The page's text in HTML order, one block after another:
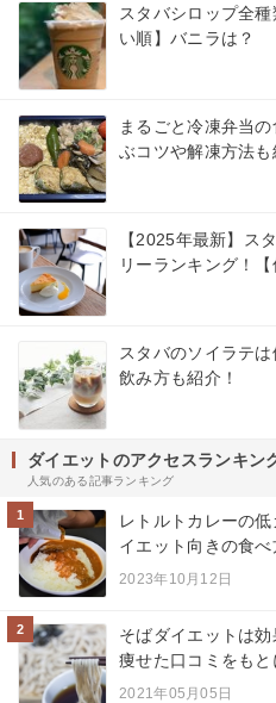
スタバシロップ全
い順】バニラは？
まるごと冷凍弁当
ぶコツや解凍方法も
【2025年最新】ス
リーランキング！【
スタバのソイラテ
飲み方も紹介！
ダイエットのアクセスランキン
人気のある記事ランキング
1
レトルトカレーの
イエット向きの食べ
2023年10月12日
2
そばダイエットは
痩せた口コミをもと
2021年05月05日